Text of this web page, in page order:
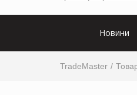
Новини
TradeMaster